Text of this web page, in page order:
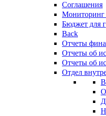
Соглашения
Мониторинг
Бюджет для
Back
Отчеты
Отчеты об
Отчеты об
Отдел